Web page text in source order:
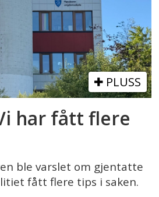
PLUSS
har fått flere
ble varslet om gjentatte
fått flere tips i saken.